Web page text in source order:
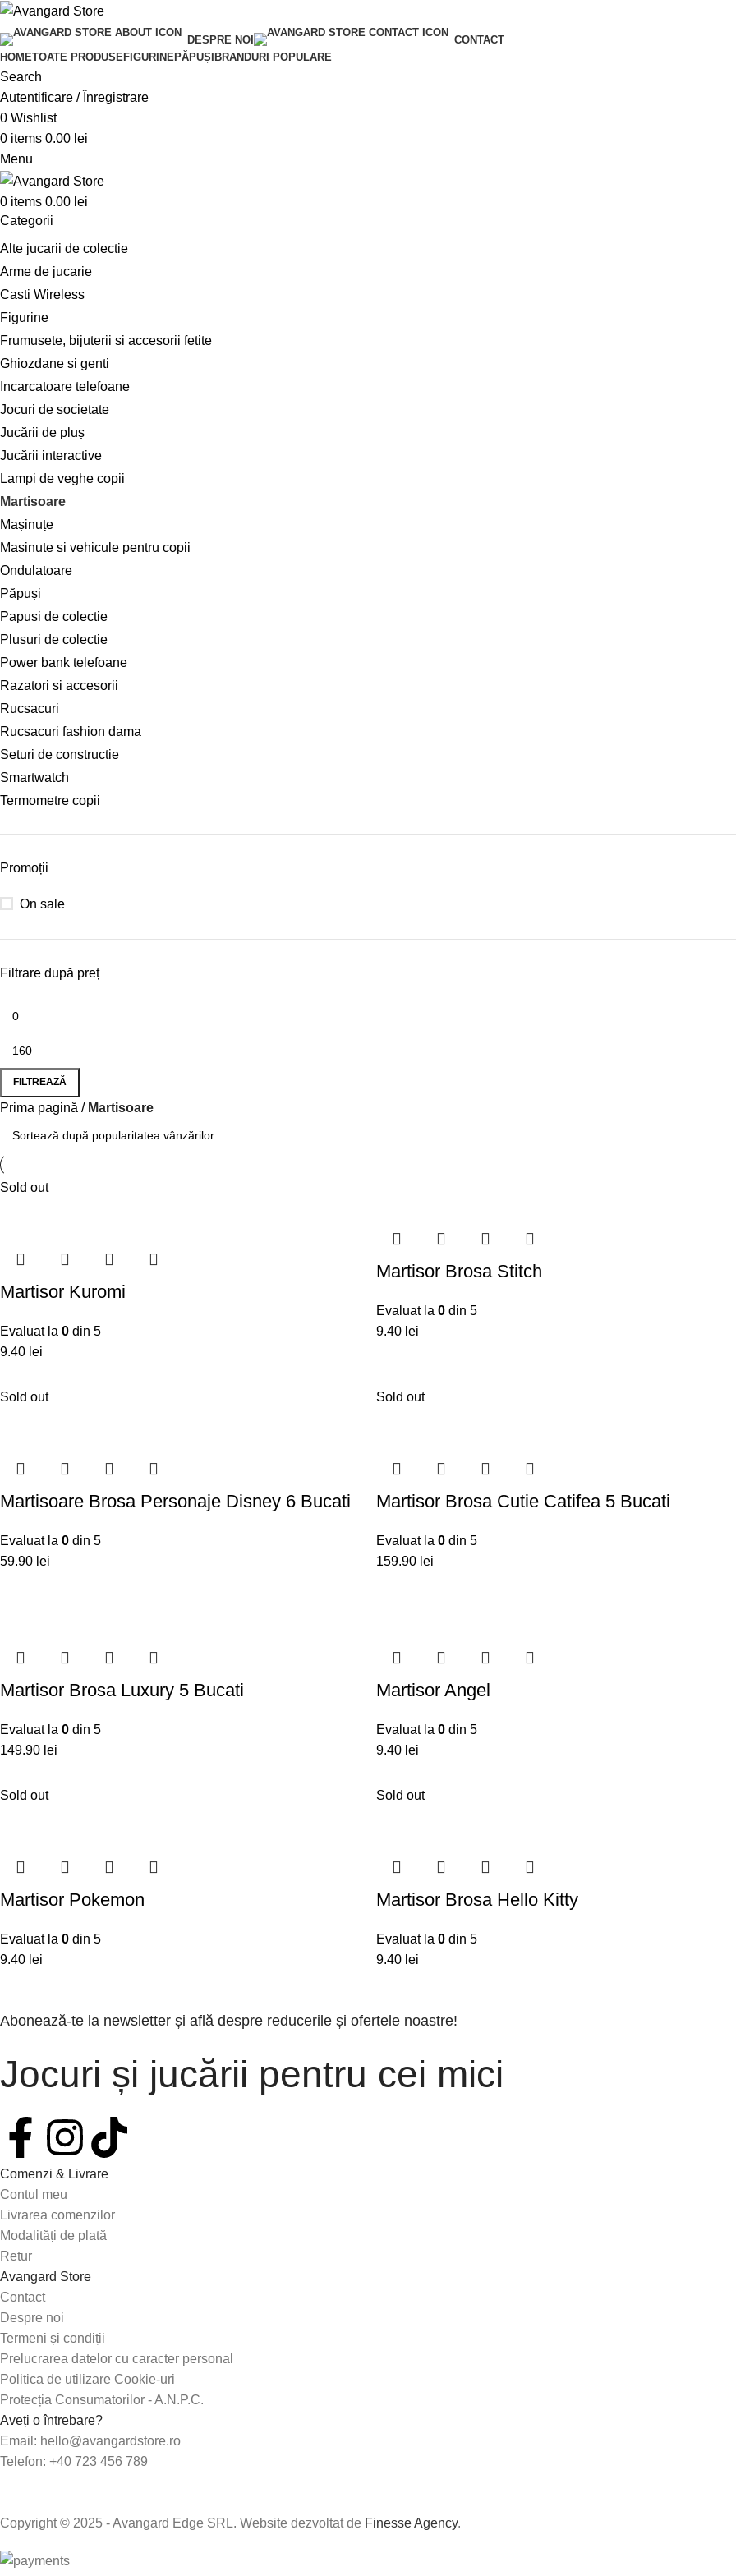
DESPRE NOI
CONTACT
HOMETOATE PRODUSEFIGURINEPĂPUȘI BRANDURI POPULARE
Search
Autentificare / Înregistrare
0 Wishlist
0 items 0.00 lei
Menu
0 items 0.00 lei
Categorii
Alte jucarii de colectie
Arme de jucarie
Casti Wireless
Figurine
Frumusete, bijuterii si accesorii fetite
Ghiozdane si genti
Incarcatoare telefoane
Jocuri de societate
Jucării de pluș
Jucării interactive
Lampi de veghe copii
Martisoare
Mașinuțe
Masinute si vehicule pentru copii
Ondulatoare
Păpuși
Papusi de colectie
Plusuri de colectie
Power bank telefoane
Razatori si accesorii
Rucsacuri
Rucsacuri fashion dama
Seturi de constructie
Smartwatch
Termometre copii
Promoții
On sale
Filtrare după preț
FILTREAZĂ
Prima pagină Martisoare
Sold out
Martisor Kuromi
Evaluat la 0 din 5
9.40 lei
Martisor Brosa Stitch
Evaluat la 0 din 5
9.40 lei
Sold out
Martisoare Brosa Personaje Disney 6 Bucati
Evaluat la 0 din 5
59.90 lei
Sold out
Martisor Brosa Cutie Catifea 5 Bucati
Evaluat la 0 din 5
159.90 lei
Martisor Brosa Luxury 5 Bucati
Evaluat la 0 din 5
149.90 lei
Martisor Angel
Evaluat la 0 din 5
9.40 lei
Sold out
Martisor Pokemon
Evaluat la 0 din 5
9.40 lei
Sold out
Martisor Brosa Hello Kitty
Evaluat la 0 din 5
9.40 lei
Abonează-te la newsletter și află despre reducerile și ofertele noastre!
Jocuri și jucării pentru cei mici
Comenzi & Livrare
Contul meu
Livrarea comenzilor
Modalități de plată
Retur
Avangard Store
Contact
Despre noi
Termeni și condiții
Prelucrarea datelor cu caracter personal
Politica de utilizare Cookie-uri
Protecția Consumatorilor - A.N.P.C.
Aveți o întrebare?
Email: hello@avangardstore.ro
Telefon: +40 723 456 789
Copyright © 2025 - Avangard Edge SRL. Website dezvoltat de Finesse Agency.